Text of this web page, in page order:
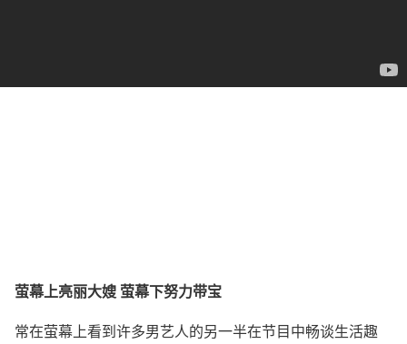
萤幕上亮丽大嫂 萤幕下努力带宝
常在萤幕上看到许多男艺人的另一半在节目中畅谈生活趣